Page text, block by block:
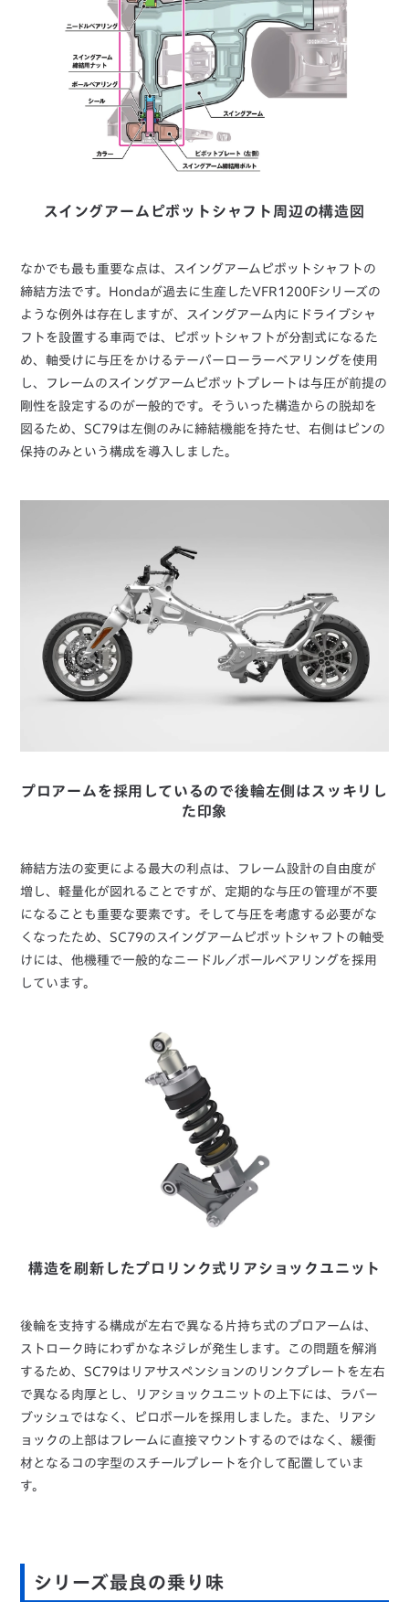
スイングアームピボットシャフト周辺の構造図
なかでも最も重要な点は、スイングアームピボットシャフトの
締結方法です。Hondaが過去に生産したVFR1200Fシリーズの
ような例外は存在しますが、スイングアーム内にドライブシャ
フトを設置する車両では、ピボットシャフトが分割式になるた
め、軸受けに与圧をかけるテーパーローラーベアリングを使用
し、フレームのスイングアームピボットプレートは与圧が前提の
剛性を設定するのが一般的です。そういった構造からの脱却を
図るため、SC79は左側のみに締結機能を持たせ、右側はピンの
保持のみという構成を導入しました。
プロアームを採用しているので後輪左側はスッキリし
た印象
締結方法の変更による最大の利点は、フレーム設計の自由度が
増し、軽量化が図れることですが、定期的な与圧の管理が不要
になることも重要な要素です。そして与圧を考慮する必要がな
くなったため、SC79のスイングアームピボットシャフトの軸受
けには、他機種で一般的なニードル／ボールベアリングを採用
しています。
構造を刷新したプロリンク式リアショックユニット
後輪を支持する構成が左右で異なる片持ち式のプロアームは、
ストローク時にわずかなネジレが発生します。この問題を解消
するため、SC79はリアサスペンションのリンクプレートを左右
で異なる肉厚とし、リアショックユニットの上下には、ラバー
ブッシュではなく、ピロボールを採用しました。また、リアシ
ョックの上部はフレームに直接マウントするのではなく、緩衝
材となるコの字型のスチールプレートを介して配置していま
す。
シリーズ最良の乗り味